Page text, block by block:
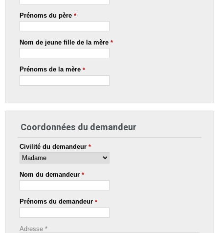
Prénoms du père *
Nom de jeune fille de la mère *
Prénoms de la mère *
Coordonnées du demandeur
Civilité du demandeur *
Nom du demandeur *
Prénoms du demandeur *
Adresse *